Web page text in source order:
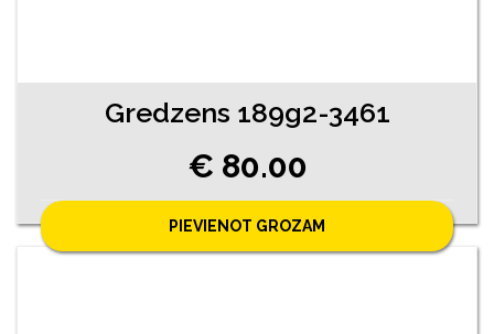
Gredzens 189g2-3461
€ 80.00
PIEVIENOT GROZAM